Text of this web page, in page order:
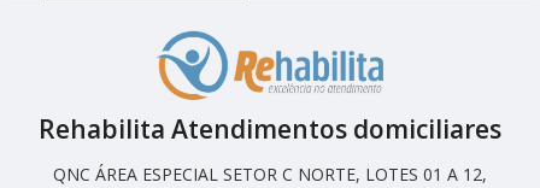
Rehabilita Atendimentos domiciliares
QNC ÁREA ESPECIAL SETOR C NORTE, LOTES 01 A 12,